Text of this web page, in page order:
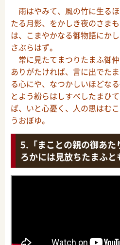
雨はやみて、風の竹に生る
たる月影、をかしき夜のさま
は、こまやかなる御物語にか
さぶらはず。
常に見たてまつりたまふ御
ありがたければ、言に出でた
る心にや、なつかしいほどな
とよう紛らはしすべしたまひ
ば、いと心憂く、人の思はむ
うおぼゆ。
「まことの親の御あ
ろかには見放ちたまふと